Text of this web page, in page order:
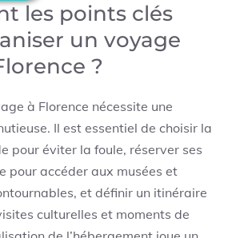
les points clés
un voyage
?
à Florence nécessite une
Il est essentiel de choisir la
pour éviter la foule, réserver ses
pour accéder aux musées et
et définir un itinéraire
culturelles et moments de